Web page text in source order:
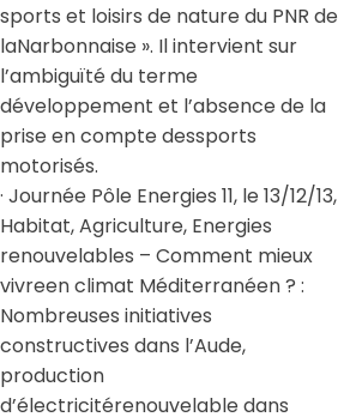
sports et loisirs de nature du PNR de
laNarbonnaise ». Il intervient sur
l’ambiguïté du terme
développement et l’absence de la
prise en compte dessports
motorisés.
· Journée Pôle Energies 11, le 13/12/13,
Habitat, Agriculture, Energies
renouvelables – Comment mieux
vivreen climat Méditerranéen ? :
Nombreuses initiatives
constructives dans l’Aude,
production
d’électricitérenouvelable dans